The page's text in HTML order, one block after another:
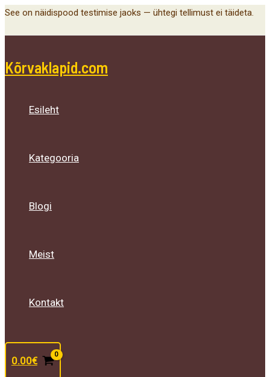
Skip
See on näidispood testimise jaoks — ühtegi tellimust ei täideta.
Kõrvaklapid.com
Esileht
Kategooria
Blogi
Meist
Kontakt
0.00€
Menu
Toggle
Menu
Toggle
Menu
Toggle
Main
Menu